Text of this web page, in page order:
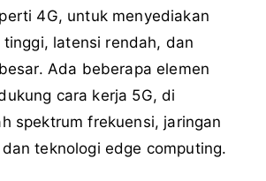
4G, untuk menyediakan
latensi rendah, dan
Ada beberapa elemen
cara kerja 5G, di
spektrum frekuensi, jaringan
teknologi edge computing.